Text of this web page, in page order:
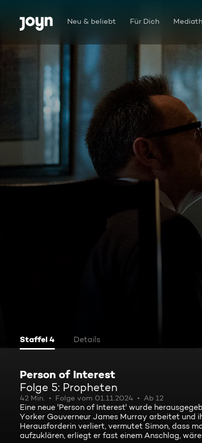
Zum Inhalt springen
Barrierefrei Neu & beliebt Für Dich
Staffel 4 Details
Person of Interest
Folge 5: Propheten
42 Min. Folge vom 01.11.2024 Ab 12
Eine neue 'Person of Interest' wurde
Yorker Gouverneur James Murray arbeitet und
Herausforderin verliert, vermutet Simon, dass
aufzuklären, erliegt er fast einem Anschlag,